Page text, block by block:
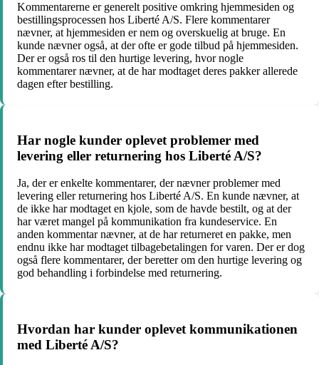
Kommentarerne er generelt positive omkring hjemmesiden og
bestillingsprocessen hos Liberté A/S. Flere kommentarer
nævner, at hjemmesiden er nem og overskuelig at bruge. En
kunde nævner også, at der ofte er gode tilbud på hjemmesiden.
Der er også ros til den hurtige levering, hvor nogle
kommentarer nævner, at de har modtaget deres pakker allerede
dagen efter bestilling.
Har nogle kunder oplevet problemer med
levering eller returnering hos Liberté A/S?
Ja, der er enkelte kommentarer, der nævner problemer med
levering eller returnering hos Liberté A/S. En kunde nævner, at
de ikke har modtaget en kjole, som de havde bestilt, og at der
har været mangel på kommunikation fra kundeservice. En
anden kommentar nævner, at de har returneret en pakke, men
endnu ikke har modtaget tilbagebetalingen for varen. Der er dog
også flere kommentarer, der beretter om den hurtige levering og
god behandling i forbindelse med returnering.
Hvordan har kunder oplevet kommunikationen
med Liberté A/S?